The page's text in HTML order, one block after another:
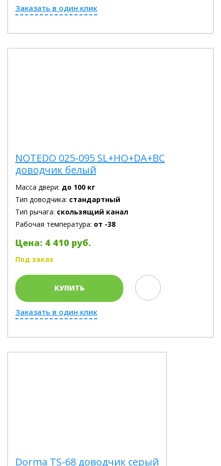
Заказать в один клик
NOTEDO 025-095 SL+HO+DA+BC
доводчик белый
Масса двери: до 100 кг
Тип доводчика: стандартный
Тип рычага: скользящий канал
Рабочая температура: от -38
Цена: 4 410 руб.
Под заказ
КУПИТЬ
Заказать в один клик
Dorma TS-68 доводчик серый